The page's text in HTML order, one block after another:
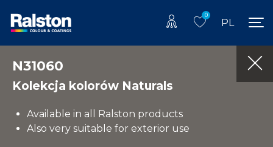
0
PL
N31060
Kolekcja kolorów Naturals
Available in all Ralston products
Also very suitable for exterior use